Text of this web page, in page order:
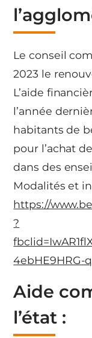
Le conseil
2023 le
L’aide
l’année
habitants de
pour l’achat
dans des
Modalités et
https://
?
4ebHE9HRG-
Aide
l’état :